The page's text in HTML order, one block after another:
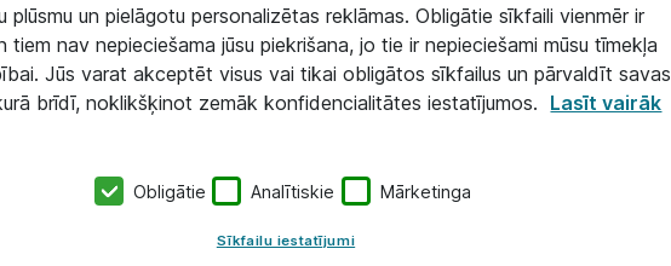
plūsmu un pielāgotu personalizētas reklāmas. Obligātie sīkfaili vienmēr ir
tiem nav nepieciešama jūsu piekrišana, jo tie ir nepieciešami mūsu tīmekļa
Jūs varat akceptēt visus vai tikai obligātos sīkfailus un pārvaldīt savas
brīdī, noklikšķinot zemāk konfidencialitātes iestatījumos. Lasīt vairāk
Obligātie Analītiskie Mārketinga
Sīkfailu iestatījumi